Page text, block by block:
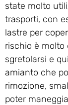
state molto
trasporti, con
lastre per
rischio è molto
sgretolarsi e
amianto che
rimozione,
poter